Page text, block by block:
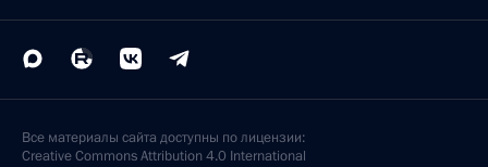
Все материалы сайта доступны по лицензии:
Creative Commons Attribution 4.0 International